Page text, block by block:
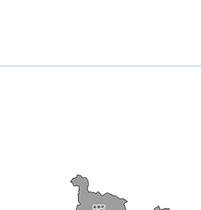
クラブ 5th Live Tour ～4Pair
たくさんのご注文りがとうござい
ました！✨ 【送料無料】2025年7